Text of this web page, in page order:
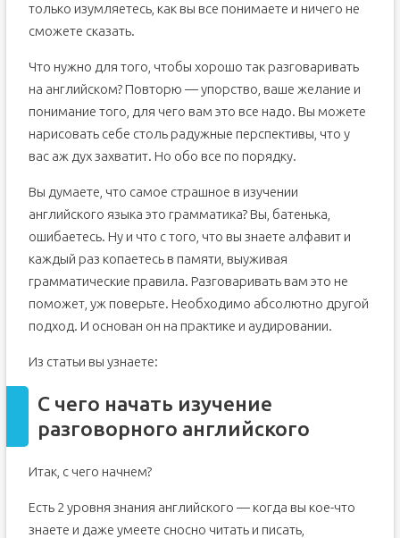
только изумляетесь, как вы все понимаете и ничего не
сможете сказать.
Что нужно для того, чтобы хорошо так разговаривать
на английском? Повторю — упорство, ваше желание и
понимание того, для чего вам это все надо. Вы можете
нарисовать себе столь радужные перспективы, что у
вас аж дух захватит. Но обо все по порядку.
Вы думаете, что самое страшное в изучении
английского языка это грамматика? Вы, батенька,
ошибаетесь. Ну и что с того, что вы знаете алфавит и
каждый раз копаетесь в памяти, выуживая
грамматические правила. Разговаривать вам это не
поможет, уж поверьте. Необходимо абсолютно другой
подход. И основан он на практике и аудировании.
Из статьи вы узнаете:
С чего начать изучение
разговорного английского
Итак, с чего начнем?
Есть 2 уровня знания английского — когда вы кое-что
знаете и даже умеете сносно читать и писать,